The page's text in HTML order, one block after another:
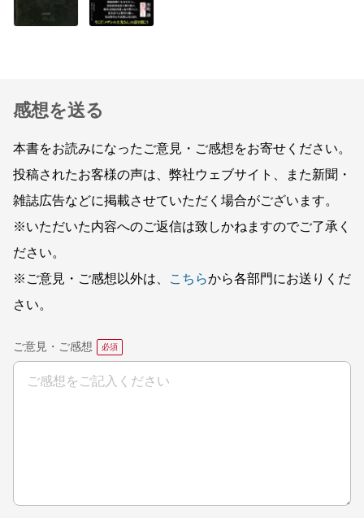
感想を送る
本書をお読みになったご意見・ご感想をお寄せください。
投稿されたお客様の声は、弊社ウェブサイト、また新聞・
雑誌広告などに掲載させていただく場合がございます。
※いただいた内容へのご返信は致しかねますのでご了承く
ださい。
※ご意見・ご感想以外は、
こちらから各部門にお送りくだ
さい。
ご意見・ご感想